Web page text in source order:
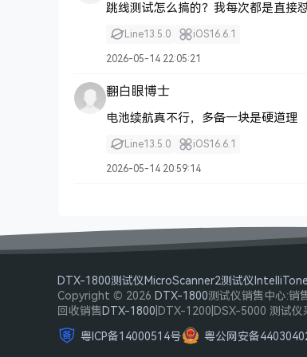
跳线测试怎么搞的？我每次都是直接
Line13.5.0 iOS16.6.1
2026-05-14 22:05:21
翻白眼博士
电池续航真不行，多备一块是硬道理
Line13.5.0 iOS16.6.1
2026-05-14 20:59:14
DTX-1800测试仪MicroScanner2测试仪
Copyright © 2026 DTX-1800测试仪销售中心:销
回收销售DTX-1800|DTX-1200|DSX-5000 测试
粤ICP备14000514号
粤公网安备